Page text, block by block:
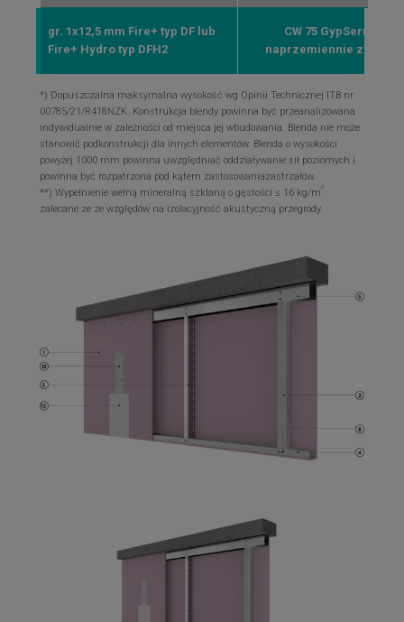
gr. 1x12,5 mm Fire+ typ DF lub
Fire+ Hydro typ DFH2
CW 75 GypSerra®/
naprzemiennie z UA 75
*) Dopuszczalna maksymalna wysokość wg Opinii Technicznej ITB nr
00785/21/R418NZK. Konstrukcja blendy powinna być przeanalizowana
indywidualnie w zależności od miejsca jej wbudowania. Blenda nie może
stanowić podkonstrukcji dla innych elementów. Blenda o wysokości
powyżej 1000 mm powinna uwzględniać oddziaływanie sił poziomych i
powinna być rozpatrzona pod kątem zastosowaniazastrzałów.
**) Wypełnienie wełną mineralną szklaną o gęstości ≤ 16 kg/m3
zalecane ze ze względów na izolacyjność akustyczną przegrody.